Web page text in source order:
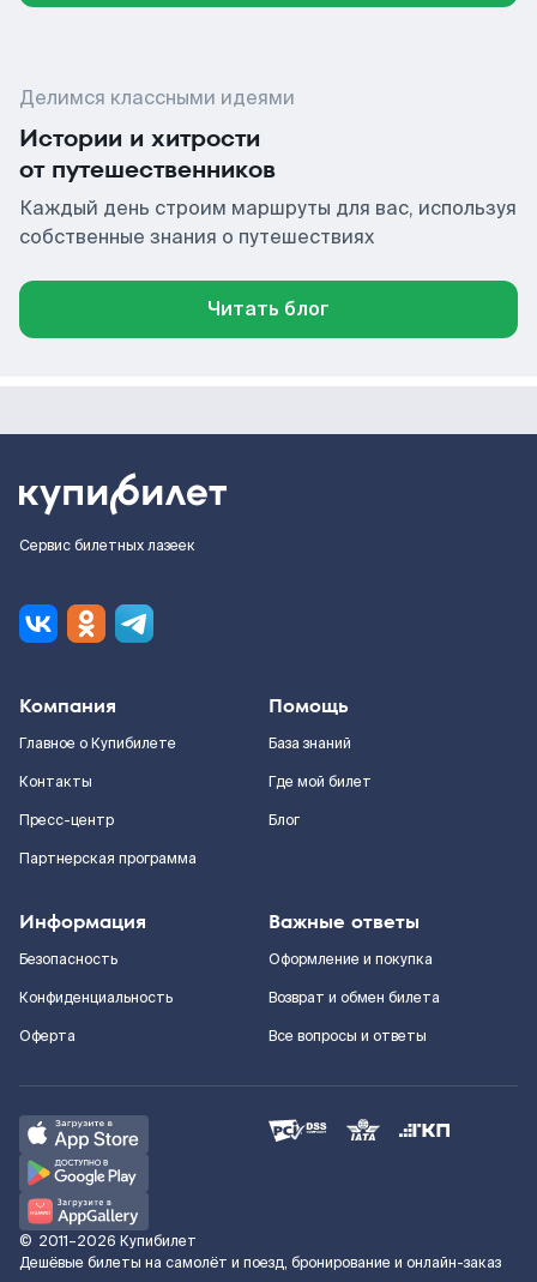
Делимся классными идеями
Истории и хитрости
от путешественников
Каждый день строим маршруты для вас, используя
собственные знания о путешествиях
Читать блог
Сервис билетных лазеек
Компания
Главное о Купибилете
Контакты
Пресс-центр
Партнерская программа
Помощь
База знаний
Где мой билет
Блог
Информация
Безопасность
Конфиденциальность
Оферта
Важные ответы
Оформление и покупка
Возврат и обмен билета
Все вопросы и ответы
© 2011–2026 Купибилет
Дешёвые билеты на самолёт и поезд, бронирование и онлайн-заказ